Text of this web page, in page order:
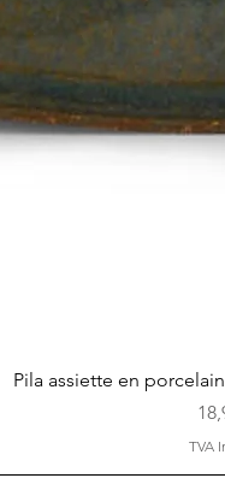
Pila assiette en
TVA